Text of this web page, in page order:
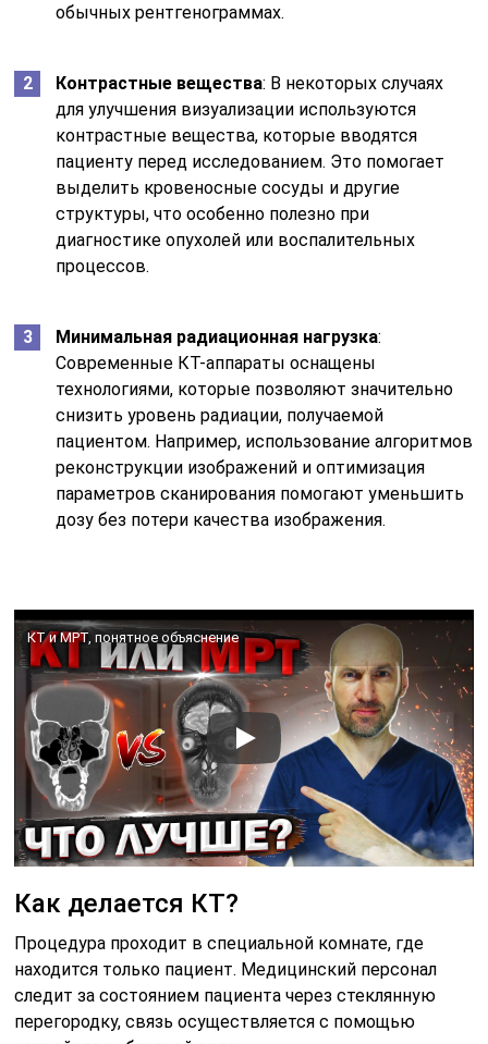
обычных рентгенограммах.
Контрастные вещества: В некоторых случаях
для улучшения визуализации используются
контрастные вещества, которые вводятся
пациенту перед исследованием. Это помогает
выделить кровеносные сосуды и другие
структуры, что особенно полезно при
диагностике опухолей или воспалительных
процессов.
Минимальная радиационная нагрузка:
Современные КТ-аппараты оснащены
технологиями, которые позволяют значительно
снизить уровень радиации, получаемой
пациентом. Например, использование алгоритмов
реконструкции изображений и оптимизация
параметров сканирования помогают уменьшить
дозу без потери качества изображения.
КТ и МРТ, понятное объяснение
Как делается КТ?
Процедура проходит в специальной комнате, где
находится только пациент. Медицинский персонал
следит за состоянием пациента через стеклянную
перегородку, связь осуществляется с помощью